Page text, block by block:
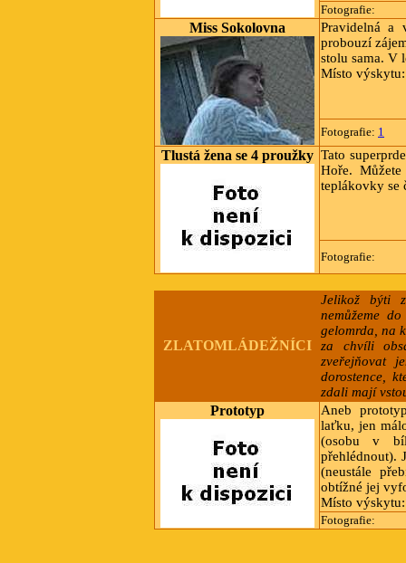
Fotografie:
Miss Sokolovna
Pravidelná a
probouzí
stolu sama. V
Místo
Fotografie: 1
Tlustá žena se 4 proužky Tato
Hoře.
teplákovky se
Fotografie:
ZLATOMLÁDEŽNÍCI
Jelikož býti
nemůžeme
gelomrda, na
za chvíli
zveřejňovat
dorostence,
zdali mají
Prototyp
Aneb
laťku, jen
(osobu v
přehlédnout).
(neustále
obtížné jej
Místo
Fotografie: